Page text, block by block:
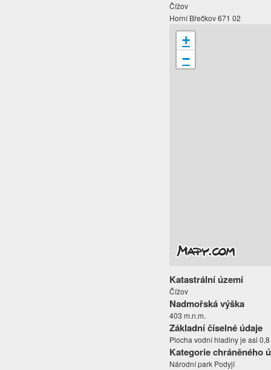
Čížov
Horní Břečkov 671 02
+
−
Katastrální území
Čížov
Nadmořská výška
403 m.n.m.
Základní číselné údaje
Plocha vodní hladiny je asi
Kategorie chráněného
Národní park Podyjí